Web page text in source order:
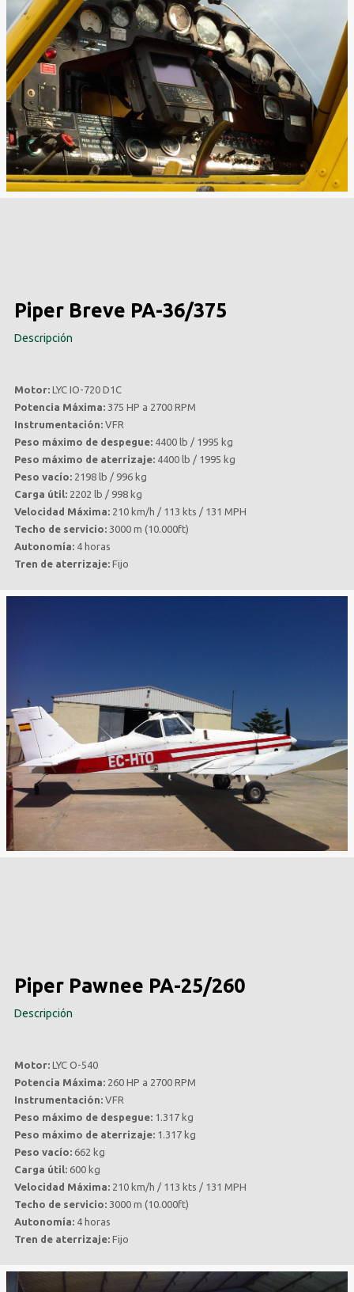
Piper Breve PA-36/375
Descripción
Motor:LYC IO-720 D1C
Potencia Máxima:375 HP a 2700 RPM
Instrumentación:VFR
Peso máximo de despegue:4400 lb / 1995 kg
Peso máximo de aterrizaje:4400 lb / 1995 kg
Peso vacío:2198 lb / 996 kg
Carga útil:2202 lb / 998 kg
Velocidad Máxima:210 km/h / 113 kts / 131 MPH
Techo de servicio:3000 m (10.000ft)
Autonomía:4 horas
Tren de aterrizaje:Fijo
Piper Pawnee PA-25/260
Descripción
Motor:LYC O-540
Potencia Máxima:260 HP a 2700 RPM
Instrumentación:VFR
Peso máximo de despegue:1.317 kg
Peso máximo de aterrizaje:1.317 kg
Peso vacío:662 kg
Carga útil:600 kg
Velocidad Máxima:210 km/h / 113 kts / 131 MPH
Techo de servicio:3000 m (10.000ft)
Autonomía:4 horas
Tren de aterrizaje:Fijo